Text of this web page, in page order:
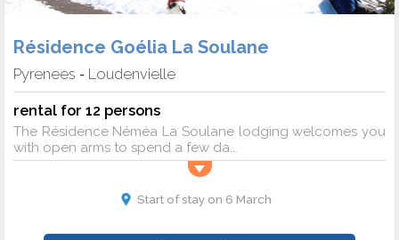
Résidence Goélia La Soulane
Pyrenees - Loudenvielle
rental for 12 persons
The Résidence Néméa La Soulane lodging welcomes you
with open arms to spend a few da...
Start of stay on 6 March